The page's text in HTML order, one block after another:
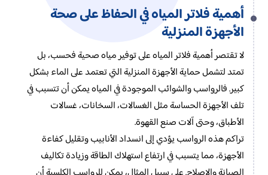
أهمية فلاتر المياه في الحفاظ على صحة
الأجهزة المنزلية
لا تقتصر أهمية فلاتر المياه على توفير مياه صحية فحسب، بل
تمتد لتشمل حماية الأجهزة المنزلية التي تعتمد على الماء بشكل
كبير. فالرواسب والشوائب الموجودة في المياه يمكن أن تتسبب في
تلف الأجهزة الحساسة مثل الغسالات، السخانات، غسالات
الأطباق، وحتى آلات صنع القهوة.
تراكم هذه الرواسب يؤدي إلى انسداد الأنابيب وتقليل كفاءة
الأجهزة، مما يتسبب في ارتفاع استهلاك الطاقة وزيادة تكاليف